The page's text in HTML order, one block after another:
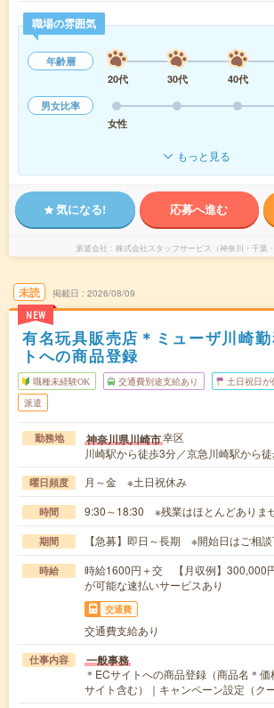
職場の雰囲気
年齢層
20代
30代 40代
男女比率
女性
もっと見る
気になる! 応募へ進む
派遣会社 株式会社スタッフサービス（神奈川・千葉
未読
NEW
掲載日 2026/08/09
有名玩具販売店＊ミューザ川崎
トへの商品登録
職種未経験OK 交通費別途支給あり 土日祝日が
派遣
勤務地 神奈川県川崎市幸区
川崎駅から徒歩3分／京急川崎駅から
曜日頻度 月～金 ※土日祝休み
時間 9:30～18:30 ※残業はほとんどありま
期間 【急募】即日～長期 ※開始日はご相談
時給
時給1600円＋交 【月収例】300,000
が可能な速払いサービスあり
交通費
交通費支給あり
仕事内容 一般事務
＊ECサイトへの商品登録（商品名＊
サイト含む）｜キャンペーン設定（ク